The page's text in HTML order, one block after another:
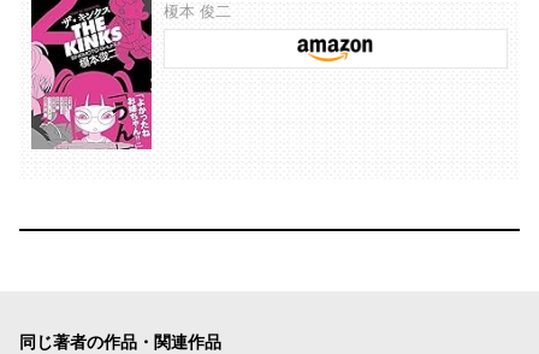
榎本 俊二
同じ著者の作品・関連作品